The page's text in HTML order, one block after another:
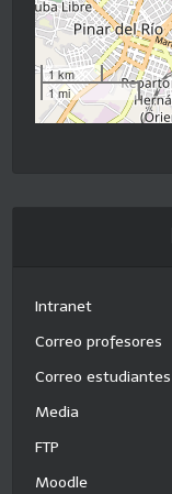
1 km
1 mi
Intranet
Correo profesores
Correo estudiantes
Media
FTP
Moodle